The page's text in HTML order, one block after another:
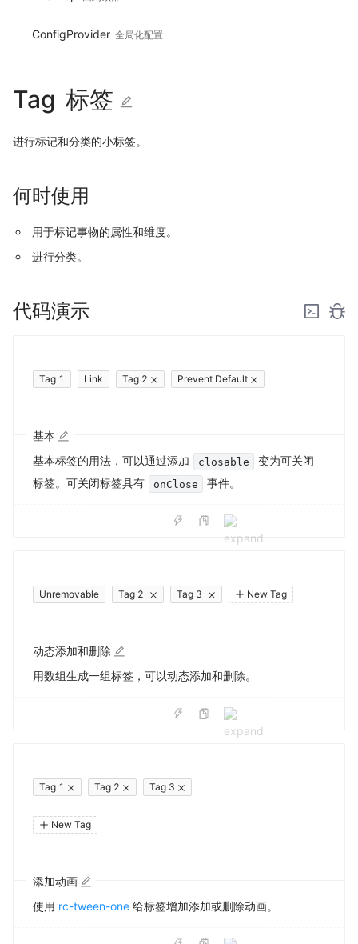
ConfigProvider 全局化配置
Tag 标签
进行标记和分类的小标签。
何时使用
用于标记事物的属性和维度。
进行分类。
代码演示
Tag 1 Link Tag 2 Prevent Default
基本
基本标签的用法，可以通过添加
closable
变为可关闭
标签。可关闭标签具有
onClose 事件。
Unremovable Tag 2 Tag 3 New Tag
动态添加和删除
用数组生成一组标签，可以动态添加和删除。
Tag 1 Tag 2 Tag 3
New Tag
添加动画
使用 rc-tween-one 给标签增加添加或删除动画。